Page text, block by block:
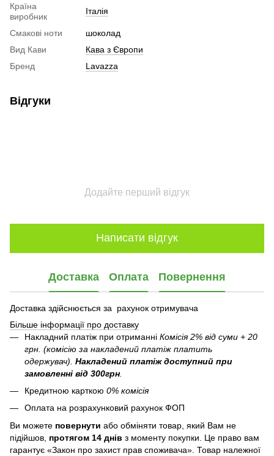
Країна
виробник
Італія
Смакові ноти
шоколад
Вид Кави
Кава з Європи
Бренд
Lavazza
Відгуки
Додайте перший відгук
Написати відгук
Доставка Оплата Повернення
Доставка здійснюється за рахунок отримувача
Більше інформації про доставку
Накладний платіж при отриманні Комісія 2% від суми + 20
грн. (комісію за накладений платіж платить
одержувач). Накладений платіж доступний при
замовленні від 300грн
Кредитною карткою 0% комісія
Оплата на розрахунковий рахунок ФОП
Ви можете повернути або обміняти товар, який Вам не
підійшов, протягом 14 днів з моменту покупки. Це право вам
гарантує «Закон про захист прав споживача». Товар належної